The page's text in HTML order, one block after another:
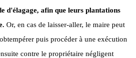
d'élagage, afin que leurs plantations
Or, en cas de laisser-aller, le maire peut
puis procéder à une exécution
contre le propriétaire négligent